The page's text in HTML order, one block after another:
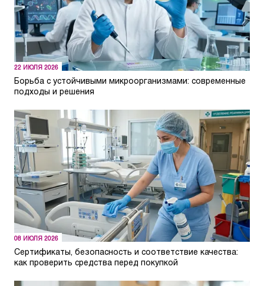
22 ИЮЛЯ 2026
Борьба с устойчивыми микроорганизмами: современные
подходы и решения
08 ИЮЛЯ 2026
Сертификаты, безопасность и соответствие качества:
как проверить средства перед покупкой